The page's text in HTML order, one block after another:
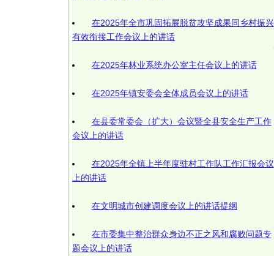
在2025年全市巩固拓展脱贫攻坚成果同乡村振兴
有效衔接工作会议上的讲话
在2025年林业系统办公室主任会议上的讲话
在2025年镇安委会全体成员会议上的讲话
在县委常委会（扩大）会议暨全县安全生产工作
会议上的讲话
在2025年全镇上半年度驻村工作队工作汇报会议
上的讲话
在文明城市创建调度会议上的讲话提纲
在市委集中整治群众身边不正之风和腐败问题专
题会议上的讲话